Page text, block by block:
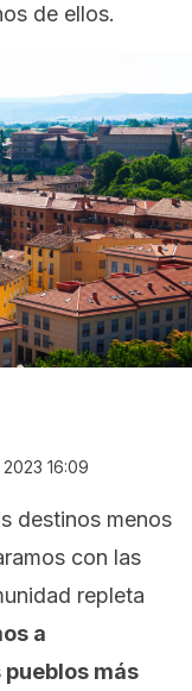
de ellos.
16:09
destinos menos
con las
repleta
a
más